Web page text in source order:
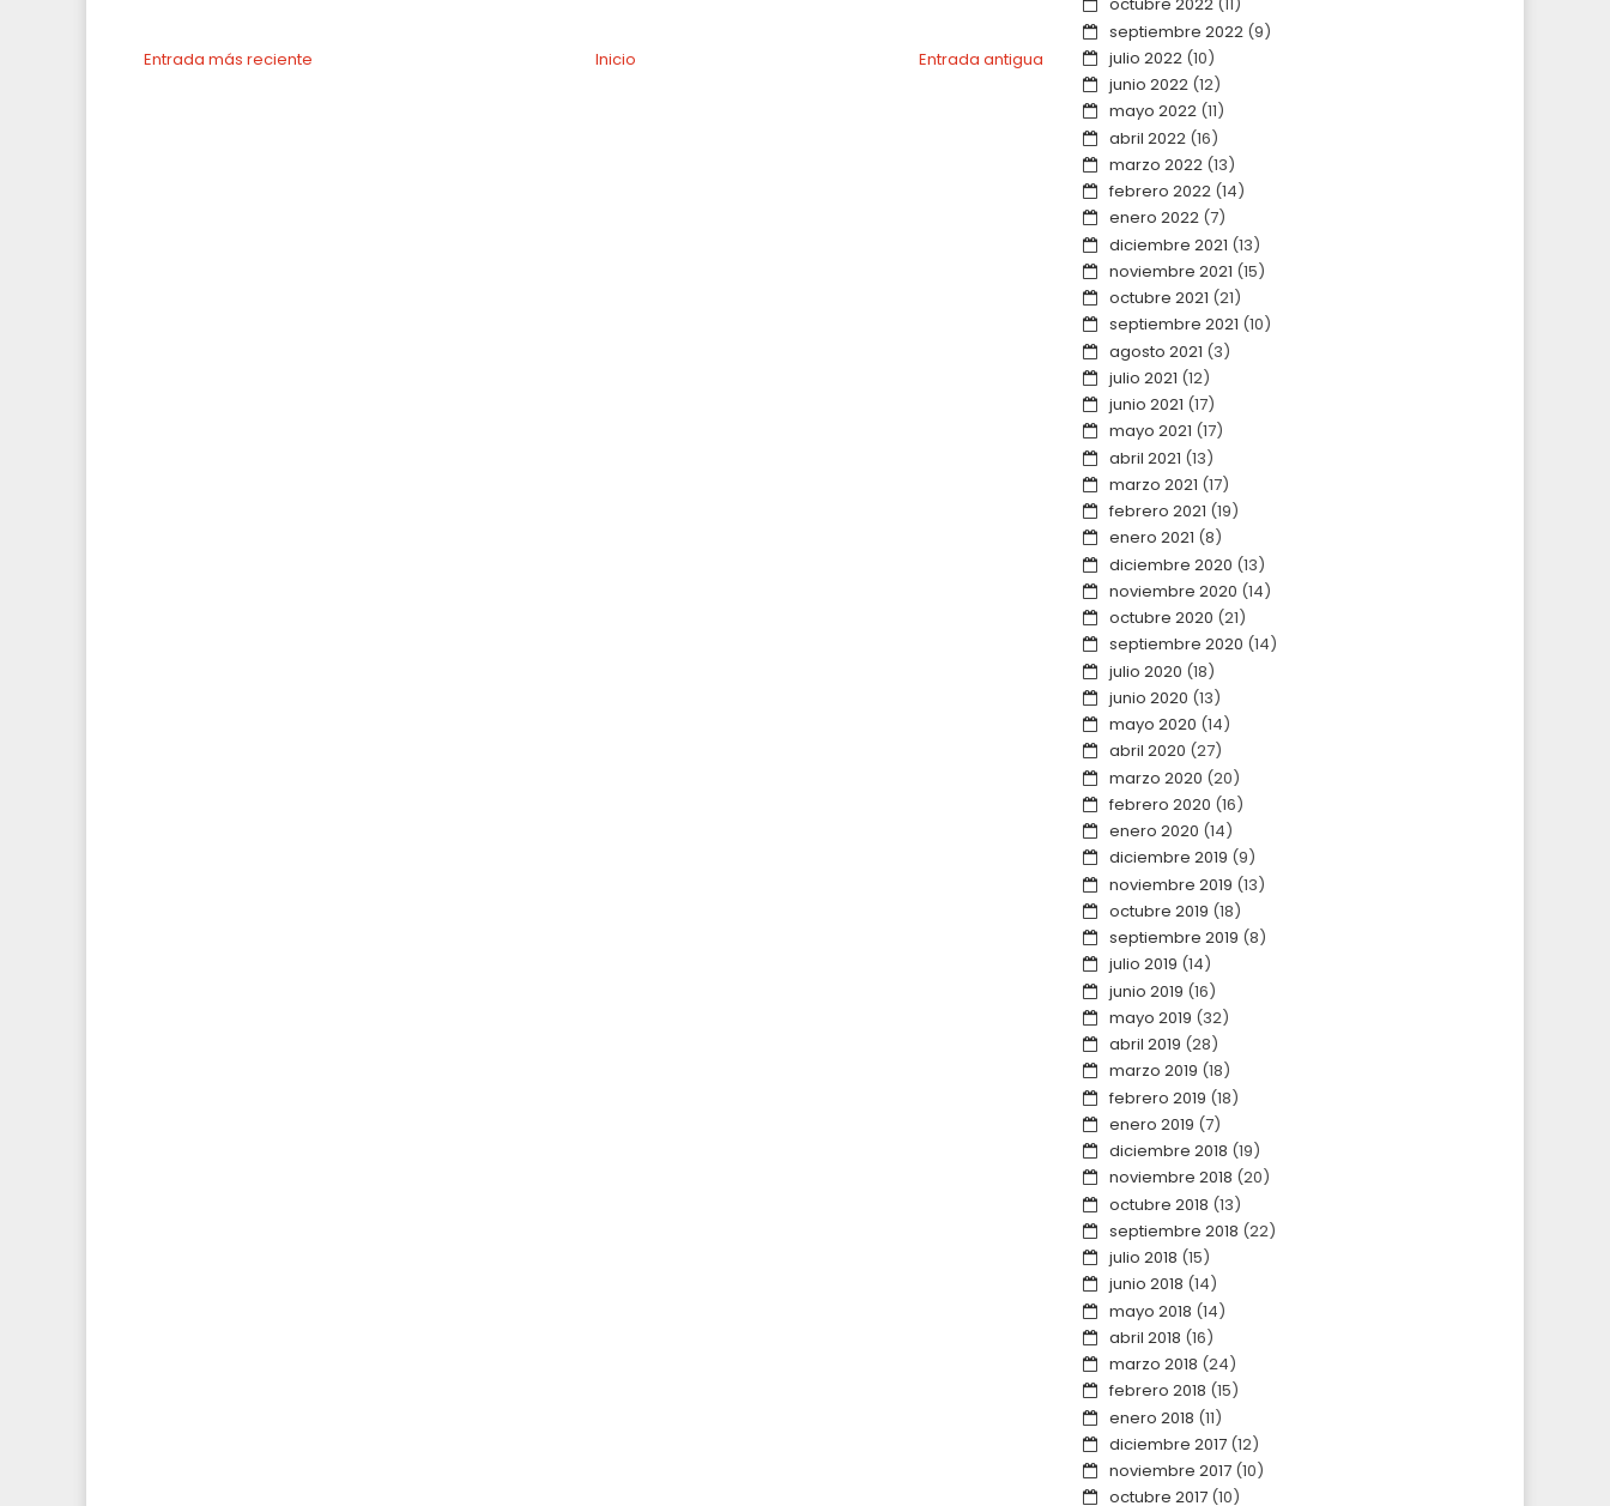
Entrada más reciente Entrada antigua
Inicio
septiembre 2022(9)
julio 2022(10)
junio 2022(12)
mayo 2022(11)
abril 2022(16)
marzo 2022(13)
febrero 2022(14)
enero 2022(7)
diciembre 2021 (13)
noviembre 2021 (15)
octubre 2021 (21)
septiembre 2021 (10)
agosto 2021 (3)
julio 2021 (12)
junio 2021 (17)
mayo 2021 (17)
abril 2021 (13)
marzo 2021 (17)
febrero 2021 (19)
enero 2021 (8)
diciembre 2020 (13)
noviembre 2020 (14)
octubre 2020 (21)
septiembre 2020 (14)
julio 2020 (18)
junio 2020 (13)
mayo 2020 (14)
abril 2020 (27)
marzo 2020 (20)
febrero 2020 (16)
enero 2020 (14)
diciembre 2019 (9)
noviembre 2019 (13)
octubre 2019 (18)
septiembre 2019 (8)
julio 2019 (14)
junio 2019 (16)
mayo 2019 (32)
abril 2019 (28)
marzo 2019 (18)
febrero 2019 (18)
enero 2019 (7)
diciembre 2018 (19)
noviembre 2018 (20)
octubre 2018 (13)
septiembre 2018 (22)
julio 2018 (15)
junio 2018 (14)
mayo 2018 (14)
abril 2018 (16)
marzo 2018 (24)
febrero 2018 (15)
enero 2018 (11)
diciembre 2017(12)
noviembre 2017(10)
octubre 2017(10)